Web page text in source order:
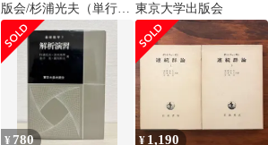
版会/杉浦光夫（単行
本）
東京大学出版会
¥ 780 ¥ 1,190